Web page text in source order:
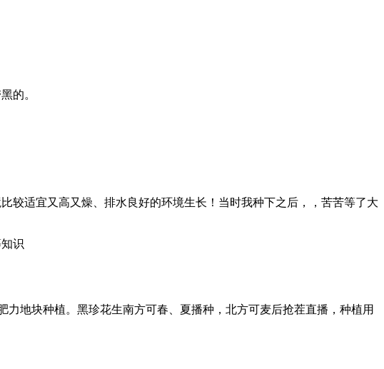
的。
较适宜又高又燥、排水良好的环境生长！当时我种下之后，，苦苦等了大
识
力地块种植。黑珍花生南方可春、夏播种，北方可麦后抢茬直播，种植用